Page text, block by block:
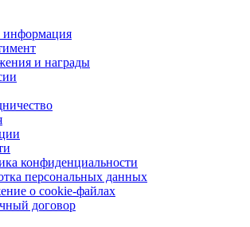
и награды
конфиденциальности
персональных данных
о cookie-файлах
договор